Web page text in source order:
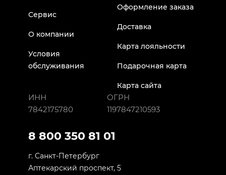
Сервис
О компании
Условия
обслуживания
Оформление заказа
Доставка
Карта лояльности
Подарочная карта
Карта сайта
ИНН
7842175780
ОГРН
1197847210593
8 800 350 81 01
г. Санкт-Петербург
Аптекарский проспект, 5